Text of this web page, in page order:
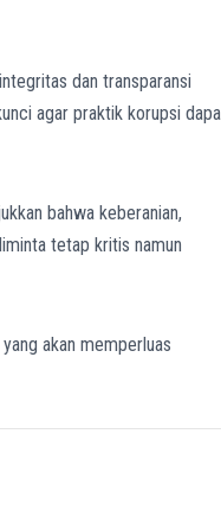
dan transparansi
agar praktik korupsi
bahwa keberanian,
tetap kritis namun
akan memperluas